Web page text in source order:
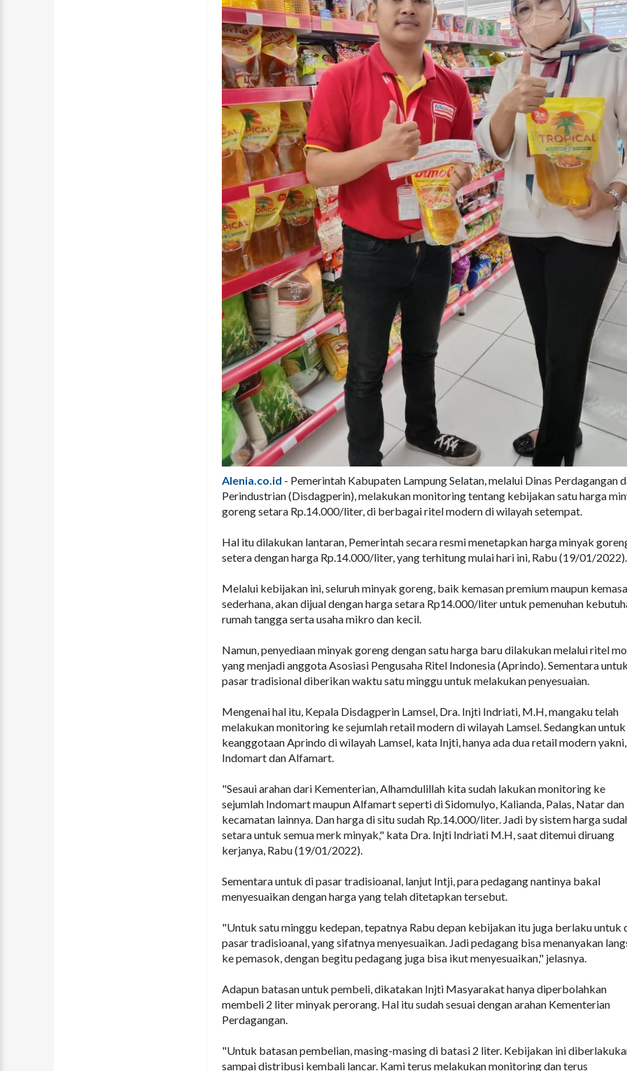
Alenia.co.id - Pemerintah Kabupaten Lampung Selatan, melalui Dinas Perdagangan
Perindustrian (Disdagperin), melakukan monitoring tentang kebijakan satu harga
goreng setara Rp.14.000/liter, di berbagai ritel modern di wilayah setempat.
Hal itu dilakukan lantaran, Pemerintah secara resmi menetapkan harga minyak
setera dengan harga Rp.14.000/liter, yang terhitung mulai hari ini, Rabu (19/01/2022).
Melalui kebijakan ini, seluruh minyak goreng, baik kemasan premium maupun
sederhana, akan dijual dengan harga setara Rp14.000/liter untuk pemenuhan
rumah tangga serta usaha mikro dan kecil.
Namun, penyediaan minyak goreng dengan satu harga baru dilakukan melalui ritel
yang menjadi anggota Asosiasi Pengusaha Ritel Indonesia (Aprindo). Sementara untuk
pasar tradisional diberikan waktu satu minggu untuk melakukan penyesuaian.
Mengenai hal itu, Kepala Disdagperin Lamsel, Dra. Injti Indriati, M.H, mangaku telah
melakukan monitoring ke sejumlah retail modern di wilayah Lamsel. Sedangkan untuk
keanggotaan Aprindo di wilayah Lamsel, kata Injti, hanya ada dua retail modern yakni,
Indomart dan Alfamart.
"Sesaui arahan dari Kementerian, Alhamdulillah kita sudah lakukan monitoring ke
sejumlah Indomart maupun Alfamart seperti di Sidomulyo, Kalianda, Palas, Natar dan
kecamatan lainnya. Dan harga di situ sudah Rp.14.000/liter. Jadi by sistem harga
setara untuk semua merk minyak," kata Dra. Injti Indriati M.H, saat ditemui diruang
kerjanya, Rabu (19/01/2022).
Sementara untuk di pasar tradisioanal, lanjut Intji, para pedagang nantinya bakal
menyesuaikan dengan harga yang telah ditetapkan tersebut.
"Untuk satu minggu kedepan, tepatnya Rabu depan kebijakan itu juga berlaku untuk
pasar tradisioanal, yang sifatnya menyesuaikan. Jadi pedagang bisa menanyakan
ke pemasok, dengan begitu pedagang juga bisa ikut menyesuaikan," jelasnya.
Adapun batasan untuk pembeli, dikatakan Injti Masyarakat hanya diperbolahkan
membeli 2 liter minyak perorang. Hal itu sudah sesuai dengan arahan Kementerian
Perdagangan.
"Untuk batasan pembelian, masing-masing di batasi 2 liter. Kebijakan ini
sampai distribusi kembali lancar. Kami terus melakukan monitoring dan terus